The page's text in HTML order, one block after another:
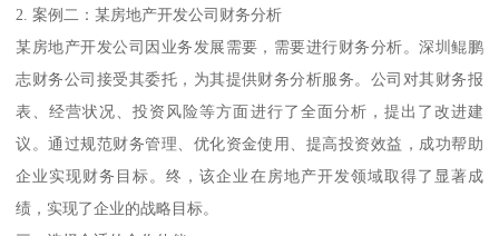
2. 案例二：某房地产开发公司财务分析
某房地产开发公司因业务发展需要，需要进行财务分析。深圳鲲鹏
志财务公司接受其委托，为其提供财务分析服务。公司对其财务报
表、经营状况、投资风险等方面进行了全面分析，提出了改进建
议。通过规范财务管理、优化资金使用、提高投资效益，成功帮助
企业实现财务目标。终，该企业在房地产开发领域取得了显著成
绩，实现了企业的战略目标。